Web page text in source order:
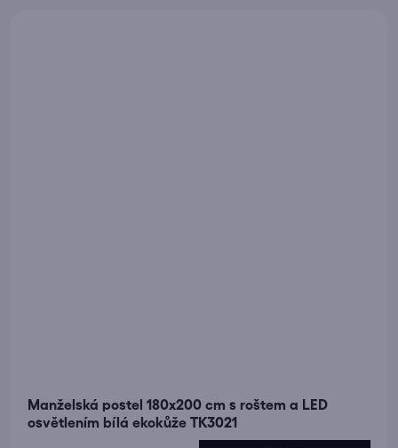
Manželská postel 180x200 cm s roštem a LED
osvětlením bílá ekokůže TK3021